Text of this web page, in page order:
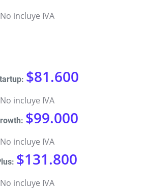
No incluye IVA
$81.600
No incluye IVA
$99.000
No incluye IVA
$131.800
No incluye IVA